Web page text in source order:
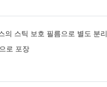
의 스틱 보호 필름으로 별도 분리
로 포장